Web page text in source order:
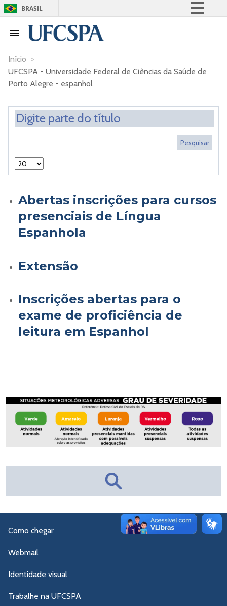
BRASIL
Acesso à informação
Canais
Início >
UFCSPA - Universidade Federal de Ciências da Saúde de
Porto Alegre - espanhol
Abertas inscrições para cursos
presenciais de Língua
Espanhola
Extensão
Inscrições abertas para o
exame de proficiência de
leitura em Espanhol
Como chegar
Webmail
Identidade visual
Trabalhe na UFCSPA